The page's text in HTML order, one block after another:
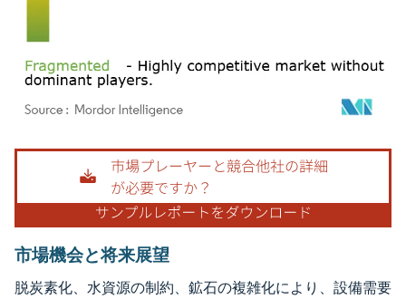
画像 © Mordor Intelligence。再利用にはCC BY 4.0の表示が必要です。
市場機会と将来展望
脱炭素化、水資源の制約、鉱石の複雑化により、設備需要